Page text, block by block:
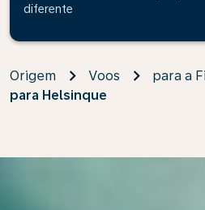
diferente
Origem Voos
para a
para Helsinque